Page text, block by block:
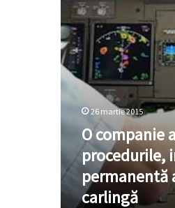
permanentă
a
două
persoane
în
carlingă
26 martie 2015
O companie
procedurile,
permanentă
carlingă